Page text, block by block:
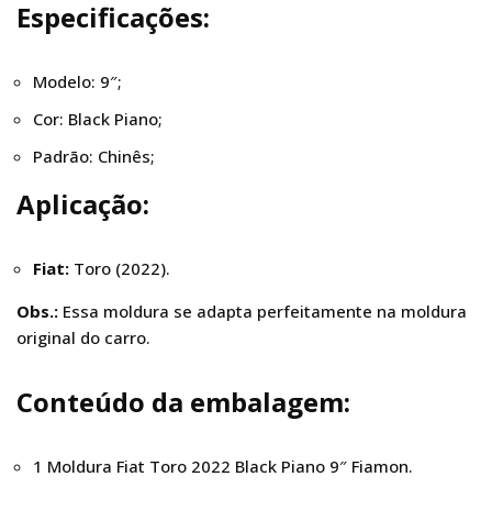
Especificações:
Modelo: 9″;
Cor: Black Piano;
Padrão: Chinês;
Aplicação:
Fiat: Toro (2022).
Obs.: Essa moldura se adapta perfeitamente na moldura
original do carro.
Conteúdo da embalagem:
1 Moldura Fiat Toro 2022 Black Piano 9″ Fiamon.